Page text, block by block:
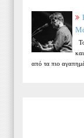
από τα πιο